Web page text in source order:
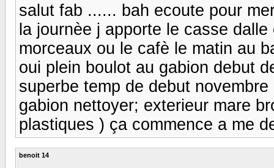
salut fab ...... bah ecoute pour
la journèe j apporte le casse
morceaux ou le cafè le matin au
oui plein boulot au gabion debut
superbe temp de debut
gabion nettoyer; exterieur mare
plastiques ) ça commence a me
benoit 14